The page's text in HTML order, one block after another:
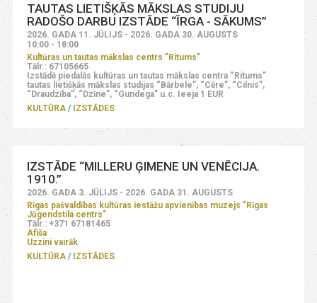
TAUTAS LIETIŠĶĀS MĀKSLAS STUDIJU
RADOŠO DARBU IZSTĀDE “ĪRGA - SĀKUMS”
2026. GADA 11. JŪLIJS - 2026. GADA 30. AUGUSTS
10:00 - 18:00
Kultūras un tautas mākslas centrs "Ritums"
Tālr.: 67105665
Izstādē piedalās kultūras un tautas mākslas centra “Ritums”
tautas lietišķās mākslas studijas “Bārbele”, “Cēre”, “Cilnis”,
“Draudzība”, “Dzīne”, “Gundega” u.c. Ieeja 1 EUR
KULTŪRA
IZSTĀDES
IZSTĀDE “MILLERU ĢIMENE UN VENĒCIJA.
1910.”
2026. GADA 3. JŪLIJS - 2026. GADA 31. AUGUSTS
Rīgas pašvaldības kultūras iestāžu apvienības muzejs "Rīgas
Jūgendstila centrs"
Tālr.: +371 67181465
Afiša
Uzzini vairāk
KULTŪRA
IZSTĀDES